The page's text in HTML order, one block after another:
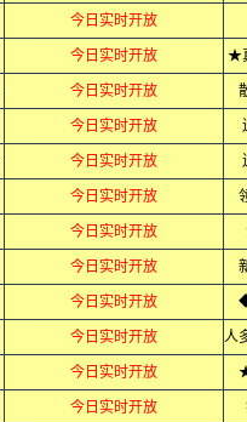
今日实时开放
今日实时开放 ★
今日实时开放
今日实时开放
今日实时开放
今日实时开放
今日实时开放
今日实时开放
今日实时开放
今日实时开放
今日实时开放
今日实时开放